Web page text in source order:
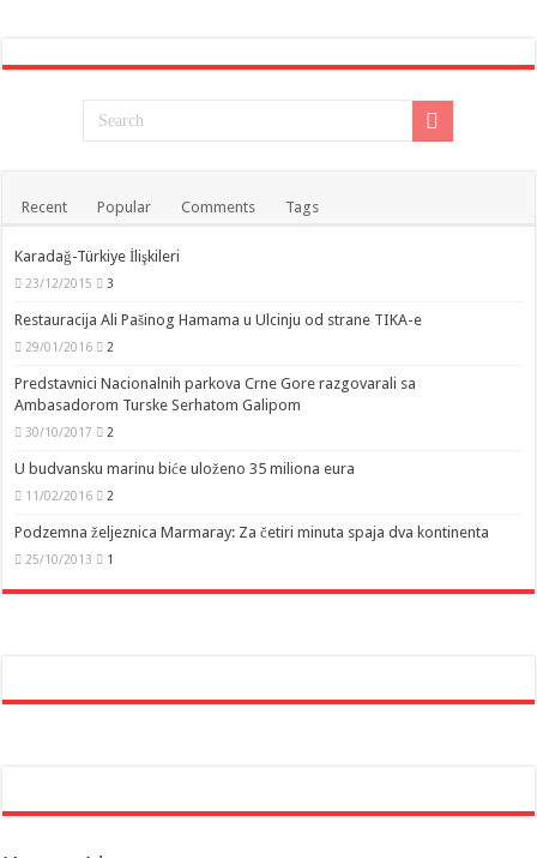
Recent Popular Comments Tags
Karadağ-Türkiye İlişkileri
23/12/2015 3
Restauracija Ali Pašinog Hamama u Ulcinju od strane TIKA-e
29/01/2016 2
Predstavnici Nacionalnih parkova Crne Gore razgovarali sa
Ambasadorom Turske Serhatom Galipom
30/10/2017 2
U budvansku marinu biće uloženo 35 miliona eura
11/02/2016 2
Podzemna željeznica Marmaray: Za četiri minuta spaja dva kontinenta
25/10/2013 1